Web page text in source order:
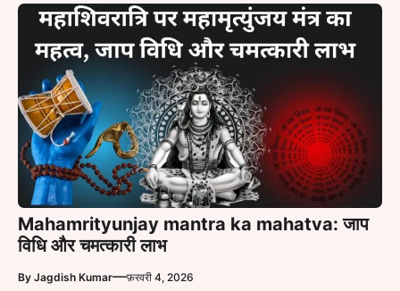
Mahamrityunjay mantra ka mahatva: जाप
विधि और चमत्कारी लाभ
By Jagdish Kumar—फ़रवरी 4, 2026